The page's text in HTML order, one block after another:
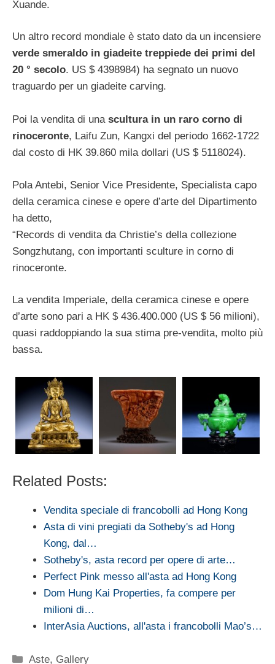
Xuande.
Un altro record mondiale è stato dato da un incensiere
verde smeraldo in giadeite treppiede dei primi del
20 ° secolo. US $ 4398984) ha segnato un nuovo
traguardo per un giadeite carving.
Poi la vendita di una scultura in un raro corno di
rinoceronte, Laifu Zun, Kangxi del periodo 1662-1722
dal costo di HK 39.860 mila dollari (US $ 5118024).
Pola Antebi, Senior Vice Presidente, Specialista capo
della ceramica cinese e opere d’arte del Dipartimento
ha detto,
“Records di vendita da Christie’s della collezione
Songzhutang, con importanti sculture in corno di
rinoceronte.
La vendita Imperiale, della ceramica cinese e opere
d’arte sono pari a HK $ 436.400.000 (US $ 56 milioni),
quasi raddoppiando la sua stima pre-vendita, molto più
bassa.
Related Posts:
Vendita speciale di francobolli ad Hong Kong
Asta di vini pregiati da Sotheby's ad Hong
Kong, dal…
Sotheby's, asta record per opere di arte…
Perfect Pink messo all'asta ad Hong Kong
Dom Hung Kai Properties, fa compere per
milioni di…
InterAsia Auctions, all'asta i francobolli Mao’s…
Categorie
Aste, Gallery